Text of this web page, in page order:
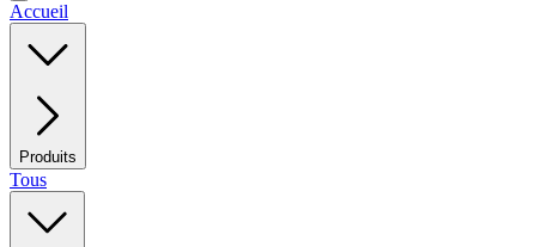
Accueil
Produits
Tous